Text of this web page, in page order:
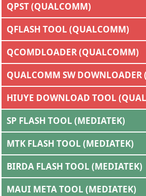
QPST (QUALCOMM)
QFLASH TOOL (QUALCOMM)
QCOMDLOADER (QUALCOMM)
QUALCOMM SW
HIUYE DOWNLOAD TOOL
SP FLASH TOOL (MEDIATEK)
MTK FLASH TOOL (MEDIATEK)
BIRDA FLASH TOOL (MEDIATEK)
MAUI META TOOL (MEDIATEK)